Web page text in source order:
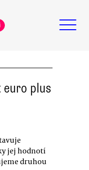
plus
jej hodnotí
druhou